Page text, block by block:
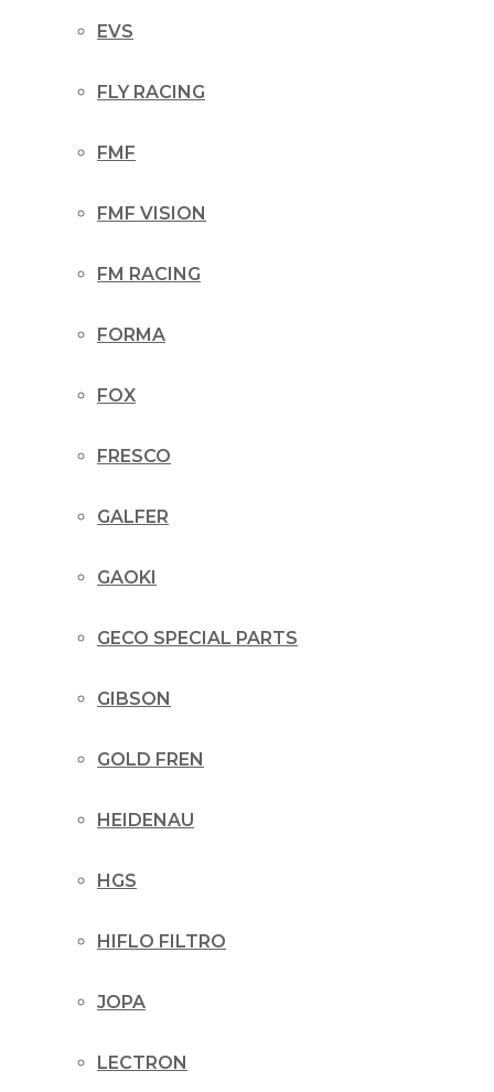
EVS
FLY RACING
FMF
FMF VISION
FM RACING
FORMA
FOX
FRESCO
GALFER
GAOKI
GECO SPECIAL PARTS
GIBSON
GOLD FREN
HEIDENAU
HGS
HIFLO FILTRO
JOPA
LECTRON